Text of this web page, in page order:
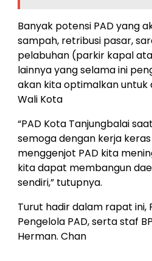
Banyak potensi PAD yang
sampah, retribusi pasar,
pelabuhan (parkir kapal
lainnya yang selama ini
akan kita optimalkan untuk
Wali Kota
“PAD Kota Tanjungbalai
semoga dengan kerja
menggenjot PAD kita
kita dapat membangun
sendiri,” tutupnya.
Turut hadir dalam rapat ini,
Pengelola PAD, serta staf
Herman. Chan